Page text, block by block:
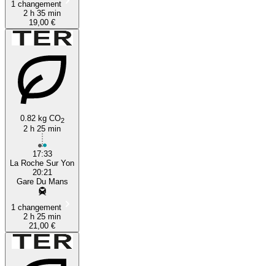
1 changement
2 h 35 min
19,00 €
0.82 kg CO2
2 h 25 min
17:33
La Roche Sur Yon
20:21
Gare Du Mans
1 changement
2 h 25 min
21,00 €